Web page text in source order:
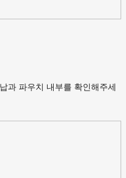
과 파우치 내부를 확인해주세